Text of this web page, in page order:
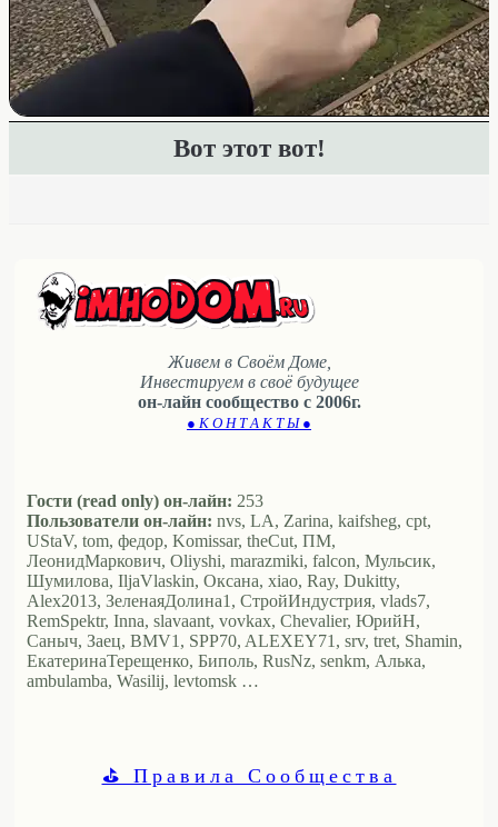
Вот этот вот!
Живем в Своём Доме,
Инвестируем в своё будущее
он-лайн сообщество с 2006г.
● К О Н Т А К Т Ы ●
Гости (read only) он-лайн: 253
Пользователи он-лайн: nvs, LA, Zarina, kaifsheg, cpt,
UStaV, tom, федор, Komissar, theCut, ПМ,
ЛеонидМаркович, Oliyshi, marazmiki, falcon, Мульсик,
Шумилова, IljaVlaskin, Оксана, xiao, Ray, Dukitty,
Alex2013, ЗеленаяДолина1, СтройИндустрия, vlads7,
RemSpektr, Inna, slavaant, vovkax, Chevalier, ЮрийН,
Саныч, Заец, BMV1, SPP70, ALEXEY71, srv, tret, Shamin,
ЕкатеринаТерещенко, Биполь, RusNz, senkm, Алька,
ambulamba, Wasilij, levtomsk …
⛳ Правила Сообщества